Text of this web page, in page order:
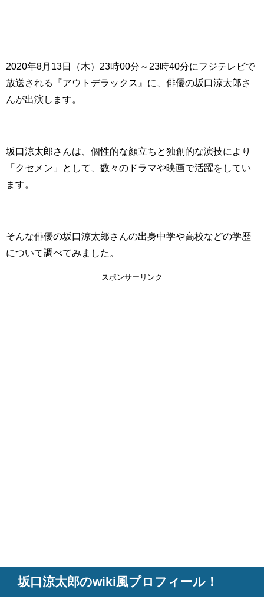
2020年8 月 13日（木） 23時00分～ 23時40分にフジテレビで
放送される『アウトデラックス』に、俳優の坂口涼太郎さ
んが出演します。
坂口涼太郎さんは、個性的な顔立ちと独創的な演技により
「クセメン」として、数々のドラマや映画で活躍をしてい
ます。
そんな俳優の坂口涼太郎さんの出身中学や高校などの学歴
について調べてみました。
スポンサーリンク
坂口涼太郎のwiki風プロフィール！